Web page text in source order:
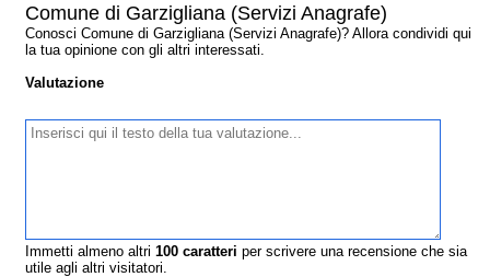
Comune di Garzigliana (Servizi Anagrafe)
Conosci Comune di Garzigliana (Servizi Anagrafe)? Allora condividi qui
la tua opinione con gli altri interessati.
Valutazione
Immetti almeno altri100 caratteri per scrivere una recensione che sia
utile agli altri visitatori.